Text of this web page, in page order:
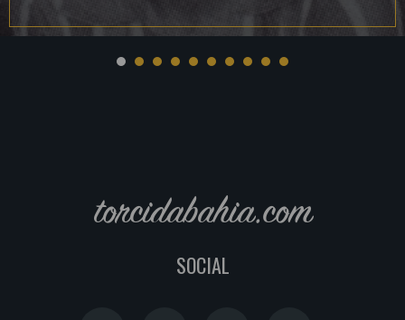
torcidabahia.com
SOCIAL